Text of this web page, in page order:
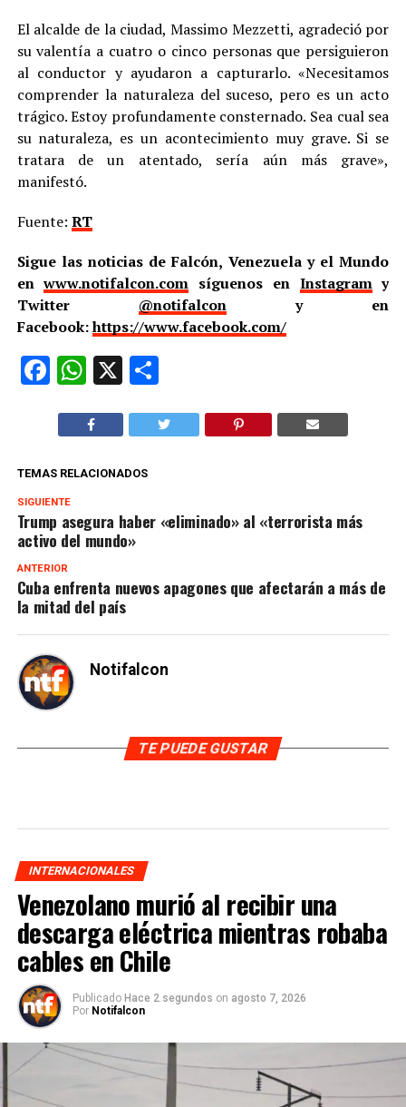
El alcalde de la ciudad, Massimo Mezzetti, agradeció por
su valentía a cuatro o cinco personas que persiguieron
al conductor y ayudaron a capturarlo. «Necesitamos
comprender la naturaleza del suceso, pero es un acto
trágico. Estoy profundamente consternado. Sea cual sea
su naturaleza, es un acontecimiento muy grave. Si se
tratara de un atentado, sería aún más grave»,
manifestó.
Fuente: RT
Sigue las noticias de Falcón, Venezuela y el Mundo
enwww.notifalcon.com síguenos en Instagramy
Twitter @notifalcony en
Facebook:https://www.facebook.com/
Facebook
WhatsApp
X Compartir
TEMAS RELACIONADOS
SIGUIENTE
Trump asegura haber «eliminado» al «terrorista más
activo del mundo»
ANTERIOR
Cuba enfrenta nuevos apagones que afectarán a más de
la mitad del país
Notifalcon
TE PUEDE GUSTAR
INTERNACIONALES
Venezolano murió al recibir una
descarga eléctrica mientras robaba
cables en Chile
Publicado Hace 2 segundos on agosto 7, 2026
Por Notifalcon